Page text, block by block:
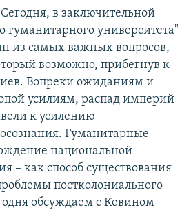
в заключительной
гуманитарного университета"
из самых важных вопросов,
возможно, прибегнув к
Вопреки ожиданиям и
усилиям, распад империй
к усилению
Гуманитарные
национальной
– как способ существования
постколониального
обсуждаем с Кевином